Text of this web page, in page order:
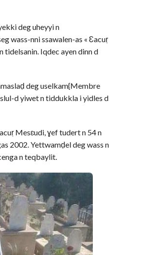
deg uheyyi n
wass-nni ssawalen-as « Ɛacuṛ
Iqdec ayen dinn d
deg uselkam{Membre
d yiwet n tiddukkla i yidles d
Mesɛudi, ɣef tudert n 54 n
2002. Yettwamḍel deg wass n
n teqbaylit.